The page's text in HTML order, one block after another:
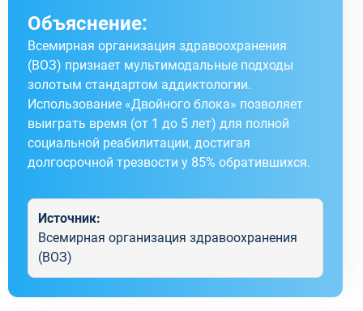
Объяснение:
Всемирная организация здравоохранения
(ВОЗ) признает мультимодальные подходы
золотым стандартом аддиктологии.
Использование «Двойного блока» позволяет
выиграть время (от 1 до 5 лет) для полной
социальной реабилитации, достигая
долгосрочной трезвости у 85% обратившихся.
Источник:
Всемирная организация здравоохранения
(ВОЗ)